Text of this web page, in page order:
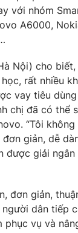
hình thức nếu
rõ nguồn VTV.vn
với nhóm
A6000,
Nội) cho
rất nhiều
vay tiêu
chị đã có thể
“Tôi
giản, dễ
được giải ngân
đơn giản,
dân tiếp
phục vụ và